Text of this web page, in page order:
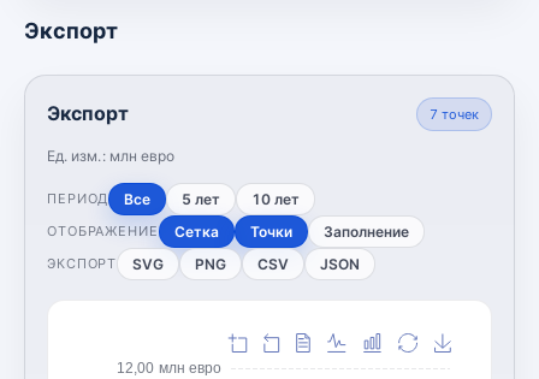
Экспорт
Экспорт
Ед. изм.: млн евро
7 точек
ПЕРИОД Все 5 лет 10 лет
ОТОБРАЖЕНИЕ Сетка Точки Заполнение
ЭКСПОРТ SVG PNG CSV JSON
12,00 млн евро